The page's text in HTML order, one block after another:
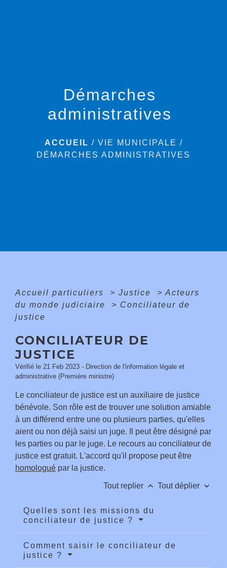
Démarches
administratives
ACCUEIL / VIE MUNICIPALE /
DÉMARCHES ADMINISTRATIVES
Accueil particuliers > Justice > Acteurs
du monde judiciaire
> Conciliateur de
justice
CONCILIATEUR DE
JUSTICE
Vérifié le 21 Feb 2023 - Direction de l'information légale et
administrative (Première ministre)
Le conciliateur de justice est un auxiliaire de justice
bénévole. Son rôle est de trouver une solution amiable
à un différend entre une ou plusieurs parties, qu'elles
aient ou non déjà saisi un juge. Il peut être désigné par
les parties ou par le juge. Le recours au conciliateur de
justice est gratuit. L'accord qu'il propose peut être
homologué par la justice.
Tout replier keyboard_arrow_up Tout déplier keyboard_arrow_down
Quelles sont les missions du
conciliateur de justice ?
Comment saisir le conciliateur de
justice ?